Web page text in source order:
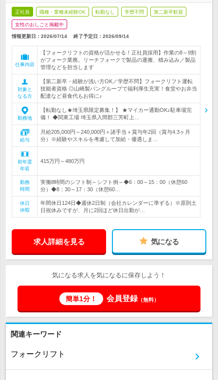
正社員 職種・業種未経験OK 転勤なし 学歴不問 第二新卒歓迎
女性のおしごと掲載中
情報更新日：2026/07/14 終了予定日： 2026/09/14
仕事内容
【フォークリフトの資格が活かせる！正社員採用】作業の8～9割
がフォーク業務。リーチフォークで製品の運搬、積み込み／製品
管理などを担当します
対象と
なる方
【第二新卒・経験が浅い方OK／学歴不問】フォークリフト運転
技能者資格 ◎山崎製パングループで福利厚生充実！食堂やお弁当
配達など昼食代もお得に♪
勤務地
【転勤なし★埼玉県限定募集！】 ★マイカー通勤OK♪駐車場完
備！ ◆関東工場 埼玉県入間郡三芳町上…
給与
月給205,000円～240,000円＋諸手当＋賞与年2回（賞与4.3ヶ月
分）※経験やスキルを考慮して加給・優遇しま…
初年度
年収
415万円～480万円
勤務
時間
実働8時間のシフト制～シフト例～◆6：00～15：00（休憩60
分）◆8：30～17：30（休憩60…
休日
休暇
年間休日124日◆週休2日制（会社カレンダーに準ずる）※原則土
日祝休みですが、月に2回ほど休日出勤が…
求人詳細を見る 気になる
気になる求人を気になるに保存しよう！
簡単1分！ 会員登録（無料）
関連キーワード
フォークリフト